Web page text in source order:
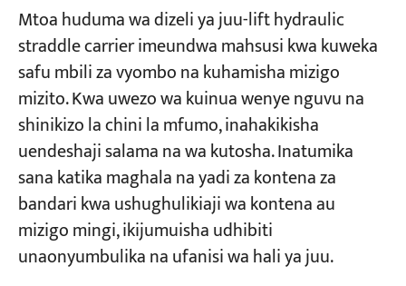
Mtoa huduma wa dizeli ya juu-lift hydraulic
straddle carrier imeundwa mahsusi kwa kuweka
safu mbili za vyombo na kuhamisha mizigo
mizito. Kwa uwezo wa kuinua wenye nguvu na
shinikizo la chini la mfumo, inahakikisha
uendeshaji salama na wa kutosha. Inatumika
sana katika maghala na yadi za kontena za
bandari kwa ushughulikiaji wa kontena au
mizigo mingi, ikijumuisha udhibiti
unaonyumbulika na ufanisi wa hali ya juu.